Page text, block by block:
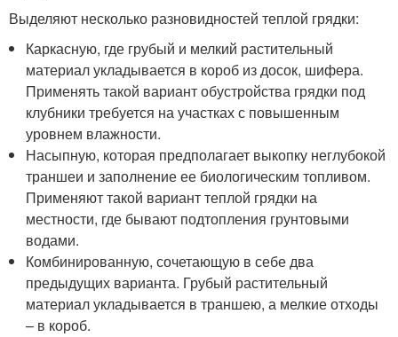
Выделяют несколько разновидностей теплой грядки:
Каркасную, где грубый и мелкий растительный
материал укладывается в короб из досок, шифера.
Применять такой вариант обустройства грядки под
клубники требуется на участках с повышенным
уровнем влажности.
Насыпную, которая предполагает выкопку неглубокой
траншеи и заполнение ее биологическим топливом.
Применяют такой вариант теплой грядки на
местности, где бывают подтопления грунтовыми
водами.
Комбинированную, сочетающую в себе два
предыдущих варианта. Грубый растительный
материал укладывается в траншею, а мелкие отходы
– в короб.